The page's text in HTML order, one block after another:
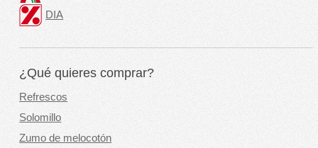
DIA
¿Qué quieres comprar?
Refrescos
Solomillo
Zumo de melocotón